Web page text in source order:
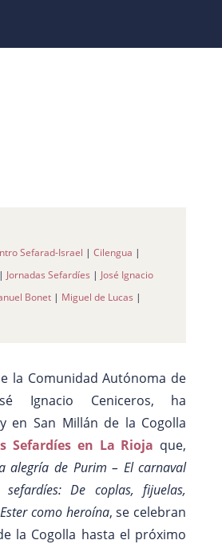
Sefarad-Israel | Cilengua |
| Jornadas Sefardíes | José Ignacio
Bonet| Miguel de Lucas |
la Comunidad Autónoma de
Ignacio Ceniceros, ha
en San Millán de la Cogolla
Sefardíes en La Rioja que,
alegría de Purim – El carnaval
De coplas, fijuelas,
como heroína, se celebran
la Cogolla hasta el próximo